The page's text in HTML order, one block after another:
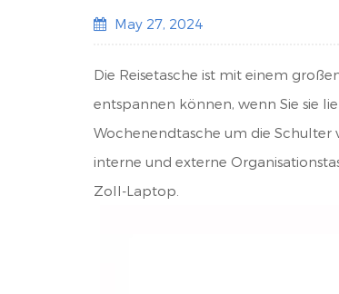
May 27, 2024
Die Reisetasche ist mit einem
entspannen können, wenn Sie sie
Wochenendtasche um die Schulter
interne und externe
Zoll-Laptop.